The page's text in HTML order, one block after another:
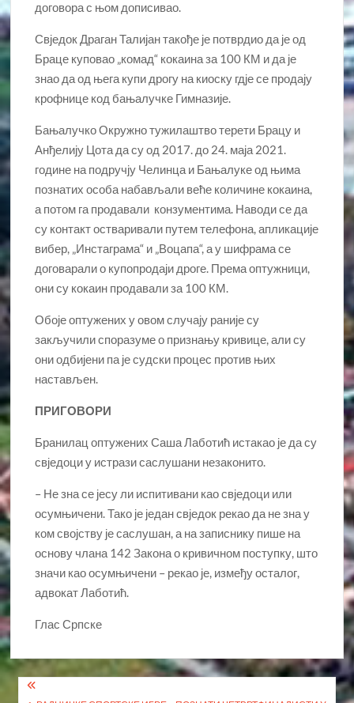
договора с њом дописивао.
Свједок Драган Талијан такође је потврдио да је од
Браце куповао „комад“ кокаина за 100 КМ и да је
знао да од њега купи дрогу на киоску гдје се продају
крофнице код бањалучке Гимназије.
Бањалучко Окружно тужилаштво терети Брацу и
Анђелију Цота да су од 2017. до 24. маја 2021.
године на подручју Челинца и Бањалуке од њима
познатих особа набављали веће количине кокаина,
а потом га продавали конзументима. Наводи се да
су контакт остваривали путем телефона, апликације
вибер, „Инстаграма“ и „Воцапа“, а у шифрама се
договарали о купопродаји дроге. Према оптужници,
они су кокаин продавали за 100 КМ.
Обоје оптужених у овом случају раније су
закључили споразуме о признању кривице, али су
они одбијени па је судски процес против њих
настављен.
ПРИГОВОРИ
Бранилац оптужених Саша Лаботић истакао је да су
свједоци у истрази саслушани незаконито.
– Не зна се јесу ли испитивани као свједоци или
осумњичени. Тако је један свједок рекао да не зна у
ком својству је саслушан, а на записнику пише на
основу члана 142 Закона о кривичном поступку, што
значи као осумњичени – рекао је, између осталог,
адвокат Лаботић.
Глас Српске
Кретање